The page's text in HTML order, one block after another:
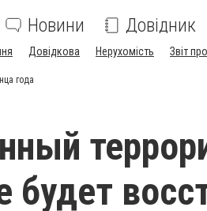
Новини Довідник
Довідкова Нерухомість Звіт
года
будет